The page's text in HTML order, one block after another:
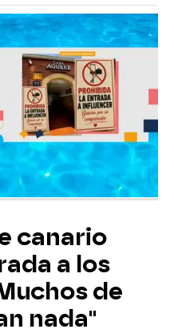
canario
a los
de
nada"